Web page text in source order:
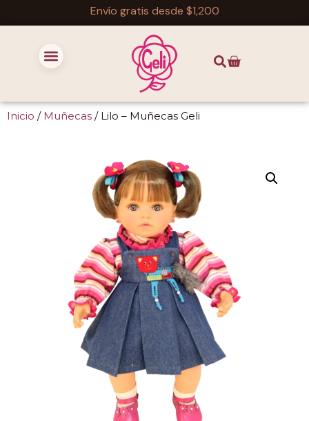
Envío gratis desde $1,200
Inicio / Muñecas / Lilo – Muñecas Geli